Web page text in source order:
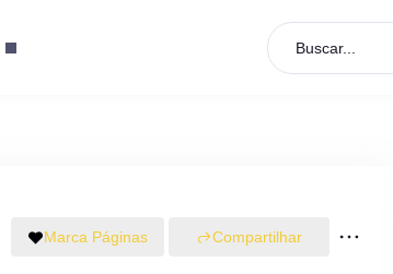
Buscar...
Marca Páginas Compartilhar